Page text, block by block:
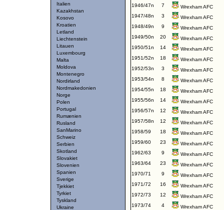
Italien
Kazakhstan
Kosovo
Kroatien
Letland
Liechtenstein
Litauen
Luxembourg
Malta
Moldova
Montenegro
Nordirland
Nordmakedonien
Norge
Polen
Portugal
Rumænien
Rusland
SanMarino
Schweiz
Serbien
Skotland
Slovakiet
Slovenien
Spanien
Sverige
Tjekkiet
Tyrkiet
Tyskland
Ukraine
1946/47n
7
Wrexham AFC
1947/48n
3
Wrexham AFC
1948/49n
9
Wrexham AFC
1949/50n
20
Wrexham AFC
1950/51n
14
Wrexham AFC
1951/52n
18
Wrexham AFC
1952/53n
3
Wrexham AFC
1953/54n
8
Wrexham AFC
1954/55n
18
Wrexham AFC
1955/56n
14
Wrexham AFC
1956/57n
12
Wrexham AFC
1957/58n
12
Wrexham AFC
1958/59
18
Wrexham AFC
1959/60
23
Wrexham AFC
1962/63
9
Wrexham AFC
1963/64
23
Wrexham AFC
1970/71
9
Wrexham AFC
1971/72
16
Wrexham AFC
1972/73
12
Wrexham AFC
1973/74
4
Wrexham AFC